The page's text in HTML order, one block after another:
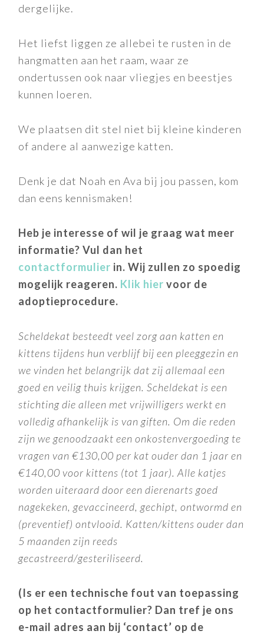
dergelijke.
Het liefst liggen ze allebei te rusten in de
hangmatten aan het raam, waar ze
ondertussen ook naar vliegjes en beestjes
kunnen loeren.
We plaatsen dit stel niet bij kleine kinderen
of andere al aanwezige katten.
Denk je dat Noah en Ava bij jou passen, kom
dan eens kennismaken!
Heb je interesse of wil je graag wat meer
informatie? Vul dan het
contactformulier in. Wij zullen zo spoedig
mogelijk reageren. Klik hier voor de
adoptieprocedure.
Scheldekat besteedt veel zorg aan katten en
kittens tijdens hun verblijf bij een pleeggezin en
we vinden het belangrijk dat zij allemaal een
goed en veilig thuis krijgen. Scheldekat is een
stichting die alleen met vrijwilligers werkt en
volledig afhankelijk is van giften. Om die reden
zijn we genoodzaakt een onkostenvergoeding te
vragen van €130,00 per kat ouder dan 1 jaar en
€140,00 voor kittens (tot 1 jaar). Alle katjes
worden uiteraard door een dierenarts goed
nagekeken, gevaccineerd, gechipt, ontwormd en
(preventief) ontvlooid. Katten/kittens ouder dan
5 maanden zijn reeds
gecastreerd/gesteriliseerd.
(Is er een technische fout van toepassing
op het contactformulier? Dan tref je ons
e-mail adres aan bij ‘contact’ op de